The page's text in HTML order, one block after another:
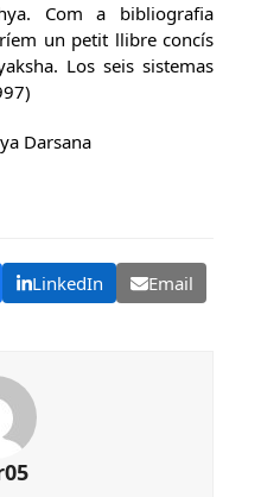
Com a bibliografia
un petit llibre concís
Los seis sistemas
Darsana
LinkedIn Email